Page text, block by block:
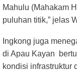
Mahulu (Mahakam
puluhan titik,” jelas
Ingkong juga
di Apau Kayan
kondisi infrastruktur